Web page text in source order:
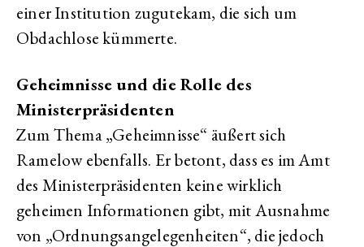
einer Institution zugutekam, die sich um
Obdachlose kümmerte.
Geheimnisse und die Rolle des
Ministerpräsidenten
Zum Thema „Geheimnisse“ äußert sich
Ramelow ebenfalls. Er betont, dass es im Amt
des Ministerpräsidenten keine wirklich
geheimen Informationen gibt, mit Ausnahme
von „Ordnungsangelegenheiten“, die jedoch